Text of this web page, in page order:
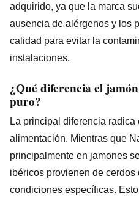
adquirido, ya que la marca
ausencia de alérgenos y los
calidad para evitar la
instalaciones.
¿Qué diferencia el
puro?
La principal diferencia
alimentación. Mientras que
principalmente en jamones
ibéricos provienen de
condiciones específicas.